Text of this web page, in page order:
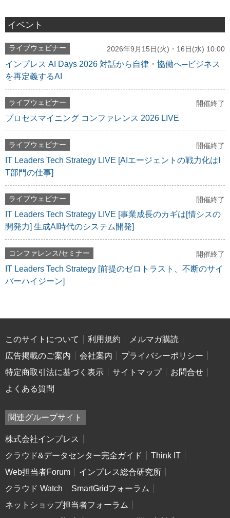
イベント
ライブウェビナー 2026年9月15日(火)・16日(水) 10:00
インプレス AI Days 2026 対話から自律・協働へ─ビジネス
を再定義するAI
ライブウェビナー 開催終了
プロセスマイニング コンファレンス 2026 LIVE
ライブウェビナー 開催終了
IT Leaders Tech Strategy LIVE [AIエージェントの戦力化はI
T部門の仕事]
ライブウェビナー 開催終了
IT Leaders Tech Strategy LIVE [事業成長のカギは[情シスの
開発力] 生成AI時代のシステム開発]
コンファレンス/セミナー 開催終了
IT Leaders Tech Strategy [前提のゼロトラスト、不断のサイ
バーハイジーン]
このサイトについて 利用規約
メルマガ購読
広告掲載のご案内
会社案内
プライバシーポリシー
特定商取引法に基づく表示
サイトマップ
お問合せ
よくある質問
関連グループサイト
株式会社インプレス
クラウド&データセンター完全ガイド
Think IT
Web担当者Forum
インプレス総合研究所
クラウド Watch
SmartGridフォーラム
ネットショップ担当者フォーラム